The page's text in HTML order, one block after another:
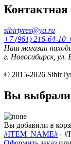
sibirtyres@ya.ru
+7 (961) 216-64-10
Наш магазин
г. Новосибирск, ул.
© 2015-2026
Вы выбрали
Вы добавили в
#ITEM_NAME# -